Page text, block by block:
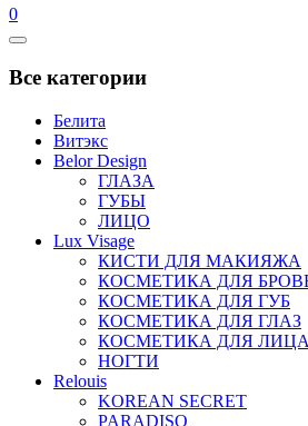
0
Catalog
Все категории
Белита
Витэкс
Belor Design
ГЛАЗА
ГУБЫ
ЛИЦО
Lux Visage
КИСТИ ДЛЯ МАКИЯЖА
КОСМЕТИКА ДЛЯ
КОСМЕТИКА ДЛЯ ГУБ
КОСМЕТИКА ДЛЯ ГЛАЗ
КОСМЕТИКА ДЛЯ ЛИЦА
НОГТИ
Relouis
KOREAN SECRET
PARADISO